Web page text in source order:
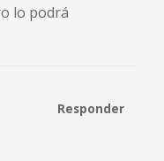
lo podrá
Responder